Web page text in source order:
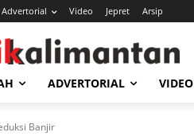
Advertorial Video Jepret Arsip
ADVERTORIAL VIDEO
Banjir